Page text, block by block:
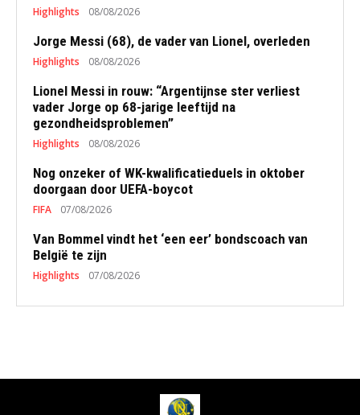
Highlights 08/08/2026
Jorge Messi (68), de vader van Lionel, overleden
Highlights 08/08/2026
Lionel Messi in rouw: “Argentijnse ster verliest
vader Jorge op 68-jarige leeftijd na
gezondheidsproblemen”
Highlights 08/08/2026
Nog onzeker of WK-kwalificatieduels in oktober
doorgaan door UEFA-boycot
FIFA 07/08/2026
Van Bommel vindt het ‘een eer’ bondscoach van
België te zijn
Highlights 07/08/2026